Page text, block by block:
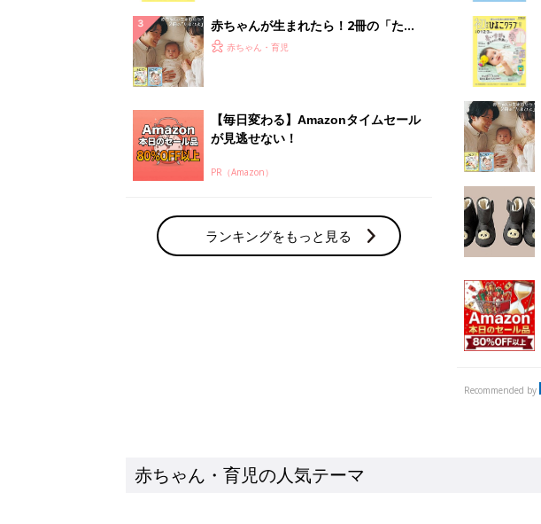
赤ちゃんが生まれたら！2冊の「たま
ひよ」
赤ちゃん・育児
【毎日変わる】Amazonタイムセール
が見逃せない！
PR（Amazon）
ランキングをもっと見る
Recommended by
赤ちゃん・育児の人気テーマ